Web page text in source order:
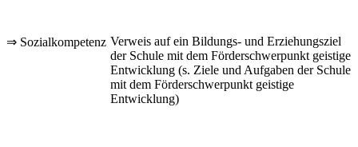
⇒ Sozialkompetenz Verweis auf ein Bildungs- und Erziehungsziel
der Schule mit dem Förderschwerpunkt geistige
Entwicklung (s. Ziele und Aufgaben der Schule
mit dem Förderschwerpunkt geistige
Entwicklung)